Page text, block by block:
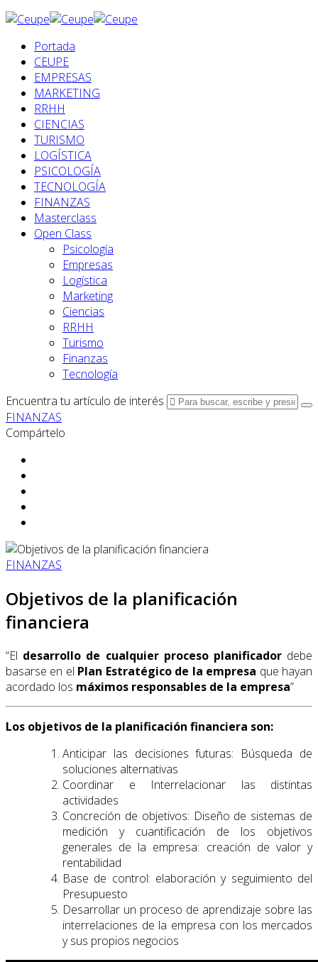
Portada
CEUPE
EMPRESAS
MARKETING
RRHH
CIENCIAS
TURISMO
LOGÍSTICA
PSICOLOGÍA
TECNOLOGÍA
FINANZAS
Masterclass
Open Class
Psicología
Empresas
Logística
Marketing
Ciencias
RRHH
Turismo
Finanzas
Tecnología
Encuentra tu artículo de interés
FINANZAS
Compártelo
FINANZAS
Objetivos de la planificación
financiera
“El desarrollo de cualquier proceso planificadordebe
basarse en el Plan Estratégico de la empresa que hayan
acordado los máximos responsables de la empresa”
Los objetivos de la planificación financiera son:
Anticipar las decisiones futuras: Búsqueda de
soluciones alternativas
Coordinar e Interrelacionar las distintas
actividades
Concreción de objetivos: Diseño de sistemas de
medición y cuantificación de los objetivos
generales de la empresa: creación de valor y
rentabilidad
Base de control: elaboración y seguimiento del
Presupuesto
Desarrollar un proceso de aprendizaje sobre las
interrelaciones de la empresa con los mercados
y sus propios negocios